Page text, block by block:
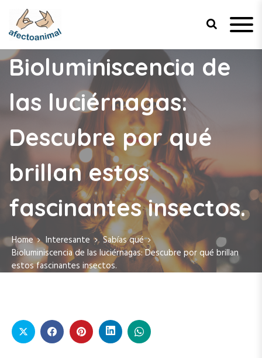
Afecto Animal
Tu sitio de confianza para el
bienestar de tus mascotas.
Bioluminiscencia de
las luciérnagas:
Descubre por qué
brillan estos
fascinantes insectos.
Home Interesante
Sabías qué
Bioluminiscencia de las luciérnagas: Descubre por qué brillan
estos fascinantes insectos.